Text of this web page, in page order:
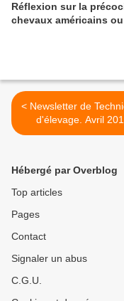
Réflexion sur la
chevaux américains
< Newsletter de Techniques
d'élevage. Avril
Hébergé par Overblog
Top articles
Pages
Contact
Signaler un abus
C.G.U.